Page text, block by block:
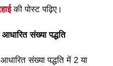
की पोस्ट पढ़िए।
संख्या पद्धति
संख्या पद्धति में 2 या